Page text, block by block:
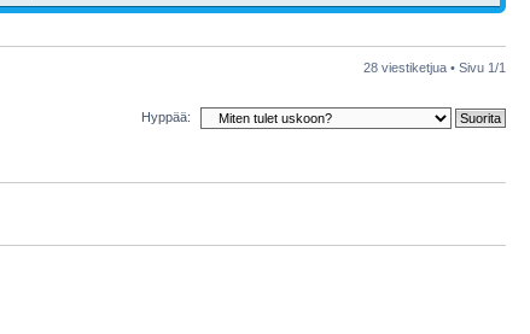
28 viestiketjua • Sivu 1/1
Hyppää: